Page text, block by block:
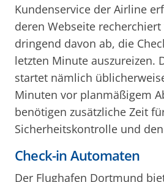
Kundenservice der Airline
deren Webseite
dringend davon ab, die
letzten Minute auszureizen.
startet nämlich
Minuten vor planmäßigem
benötigen zusätzliche Zeit
Sicherheitskontrolle und
Check-in Automaten
Der Flughafen Dortmund